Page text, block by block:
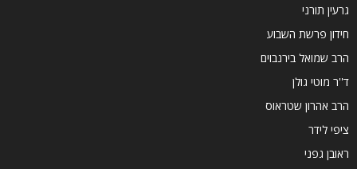
גרעין תורני
חידון פרשת השבוע
הרב שמואל בירנבוים
ד''ר מוטי גולן
הרב אהרון שטראוס
ציפי לידר
ראובן גפני